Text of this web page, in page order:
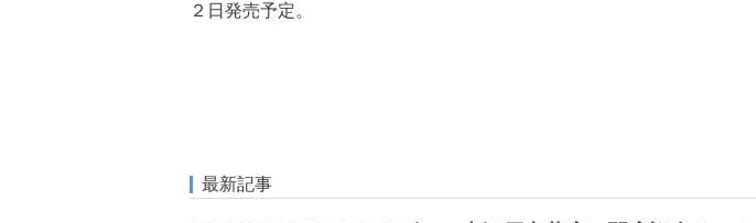
２日発売予定。
最新記事